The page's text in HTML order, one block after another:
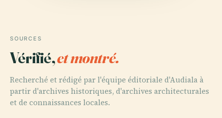
SOURCES
Vérifié,et montré.
Recherché et rédigé par l'équipe éditoriale d'Audiala à
partir d'archives historiques, d'archives architecturales
et de connaissances locales.